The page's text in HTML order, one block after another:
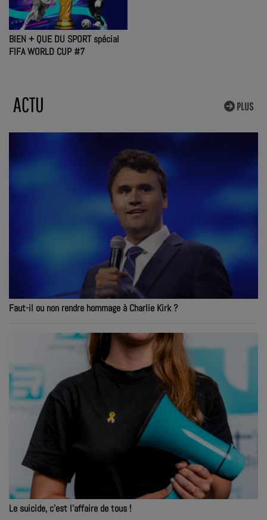
BIEN + QUE DU SPORT spécial
FIFA WORLD CUP #7
PLUS
ACTU
Faut-il ou non rendre hommage à Charlie Kirk ?
Le suicide, c'est l'affaire de tous !